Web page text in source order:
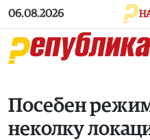
Skip to main content
06.08.2026
Посебен режим
неколку